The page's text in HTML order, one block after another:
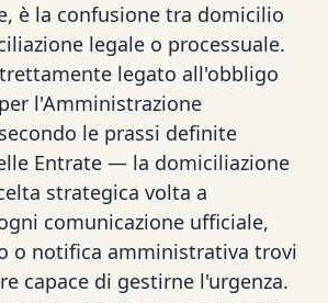
è la confusione tra domicilio
legale o processuale.
legato all'obbligo
l'Amministrazione
le prassi definite
Entrate — la domiciliazione
strategica volta a
comunicazione ufficiale,
o notifica amministrativa trovi
capace di gestirne l'urgenza.